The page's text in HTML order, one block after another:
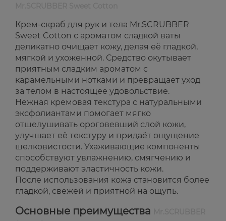
Крем-скраб для рук и тела Mr.SCRUBBER
Sweet Cotton с ароматом сладкой ваты
деликатно очищает кожу, делая её гладкой,
мягкой и ухоженной. Средство окутывает
приятным сладким ароматом с
карамельными нотками и превращает уход
за телом в настоящее удовольствие.
Нежная кремовая текстура с натуральными
эксфолиантами помогает мягко
отшелушивать ороговевший слой кожи,
улучшает её текстуру и придаёт ощущение
шелковистости. Ухаживающие компоненты
способствуют увлажнению, смягчению и
поддерживают эластичность кожи.
После использования кожа становится более
гладкой, свежей и приятной на ощупь.
Основные преимущества